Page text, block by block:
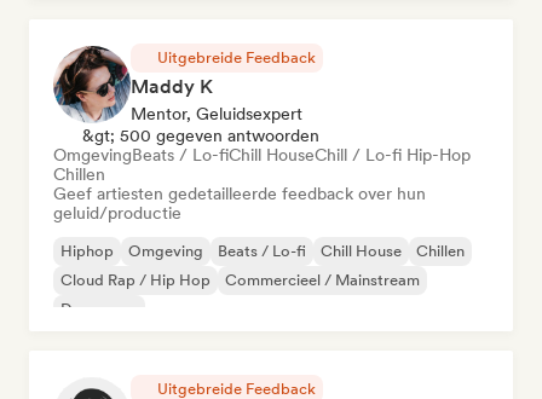
Uitgebreide Feedback
Maddy K
Mentor, Geluidsexpert
&gt; 500 gegeven antwoorden
OmgevingBeats / Lo-fiChill HouseChill / Lo-fi Hip-Hop
Chillen
Geef artiesten gedetailleerde feedback over hun
geluid/productie
Hiphop Omgeving Beats / Lo-fi Chill House
Chillen
Cloud Rap / Hip Hop
Commercieel / Mainstream
Dance pop
Uitgebreide Feedback